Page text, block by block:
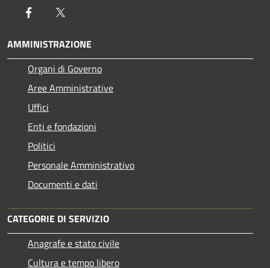
Facebook
AMMINISTRAZIONE
Organi di Governo
Aree Amministrative
Uffici
Enti e fondazioni
Politici
Personale Amministrativo
Documenti e dati
CATEGORIE DI SERVIZIO
Anagrafe e stato civile
Cultura e tempo libero